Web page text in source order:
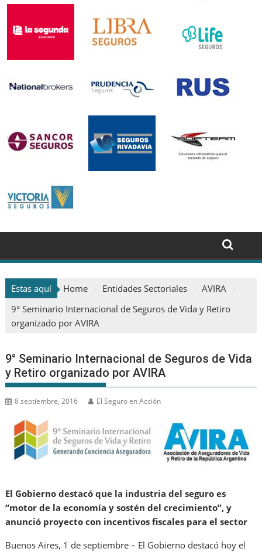
Estas aquí Home Entidades Sectoriales
AVIRA
9° Seminario Internacional de Seguros de Vida y Retiro
organizado por AVIRA
9° Seminario Internacional de Seguros de Vida
y Retiro organizado por AVIRA
8 septiembre, 2016 El Seguro en Acción
El Gobierno destacó que la industria del seguro es
“motor de la economía y sostén del crecimiento”, y
anunció proyecto con incentivos fiscales para el sector
Buenos Aires, 1 de septiembre – El Gobierno destacó hoy el